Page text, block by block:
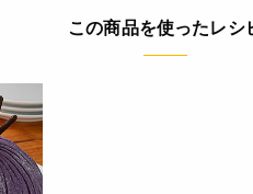
この商品を使ったレシ